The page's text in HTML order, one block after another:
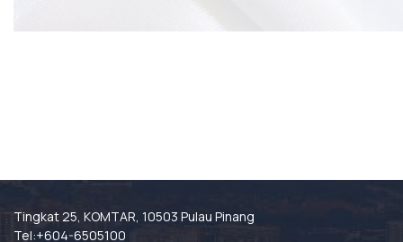
Tingkat 25, KOMTAR, 10503 Pulau Pinang
Tel:+604-6505100